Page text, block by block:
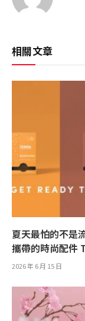
相關文章
夏天最怕的不是
攜帶的時尚配件
2026 年 6 月 15 日